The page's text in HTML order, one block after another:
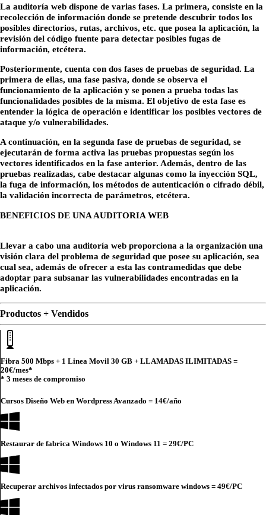
La auditoría web dispone de varias fases. La primera, consiste en la
recolección de información donde se pretende descubrir todos los
posibles directorios, rutas, archivos, etc. que posea la aplicación, la
revisión del código fuente para detectar posibles fugas de
información, etcétera.
Posteriormente, cuenta con dos fases de pruebas de seguridad. La
primera de ellas, una fase pasiva, donde se observa el
funcionamiento de la aplicación y se ponen a prueba todas las
funcionalidades posibles de la misma. El objetivo de esta fase es
entender la lógica de operación e identificar los posibles vectores de
ataque y/o vulnerabilidades.
A continuación, en la segunda fase de pruebas de seguridad, se
ejecutarán de forma activa las pruebas propuestas según los
vectores identificados en la fase anterior. Además, dentro de las
pruebas realizadas, cabe destacar algunas como la inyección SQL,
la fuga de información, los métodos de autenticación o cifrado débil,
la validación incorrecta de parámetros, etcétera.
BENEFICIOS DE UNA AUDITORIA WEB
Llevar a cabo una auditoría web proporciona a la organización una
visión clara del problema de seguridad que posee su aplicación, sea
cual sea, además de ofrecer a esta las contramedidas que debe
adoptar para subsanar las vulnerabilidades encontradas en la
aplicación.
Productos + Vendidos
Fibra 500 Mbps + 1 Linea Movil 30 GB + LLAMADAS ILIMITADAS =
20€/mes*
* 3 meses de compromiso
Cursos Diseño Web en Wordpress Avanzado = 14€/año
Restaurar de fabrica Windows 10 o Windows 11 = 29€/PC
Recuperar archivos infectados por virus ransomware windows = 49€/PC